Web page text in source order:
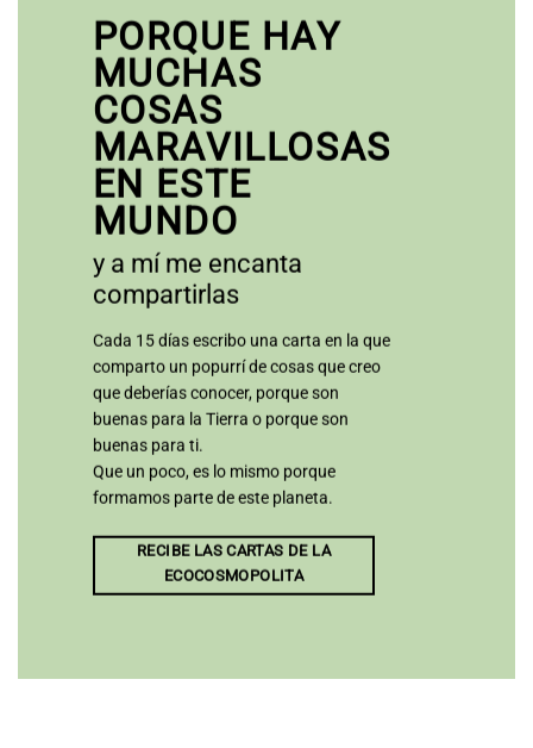
PORQUE HAY
MUCHAS
COSAS
MARAVILLOSAS
EN ESTE
MUNDO
y a mí me encanta
compartirlas
Cada 15 días escribo una carta en la que
comparto un popurrí de cosas que creo
que deberías conocer, porque son
buenas para la Tierra o porque son
buenas para ti.
Que un poco, es lo mismo porque
formamos parte de este planeta.
RECIBE LAS CARTAS DE LA
ECOCOSMOPOLITA